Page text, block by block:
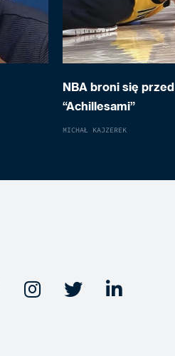
NBA broni się przed
“Achillesami”
MICHAŁ KAJZEREK
  